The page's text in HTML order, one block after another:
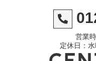
営業
定休日：